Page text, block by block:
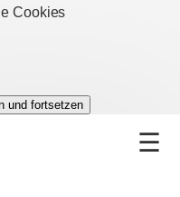
Cookies
und fortsetzen